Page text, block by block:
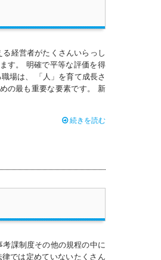
経営者がたくさんいらっし
す。 明確で平等な評価を得
場は、 「人」を育て成長さ
の最も重要な要素です。 新
続きを読む
課制度その他の規程の中に
では定めていないたくさん